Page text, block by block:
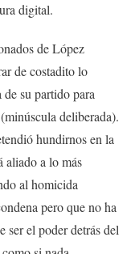
digital.
de López
de costadito lo
su partido para
deliberada).
hundirnos en la
aliado a lo más
al homicida
pero que no ha
ser el poder detrás del